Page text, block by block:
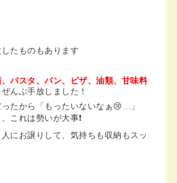
たものもあります
、パスタ、パン、ピザ、油類、甘味料
んぶ手放しました！
たから「もったいないなぁ😢…」
これは勢いが大事❗️
にお譲りして、気持ちも収納もスッ